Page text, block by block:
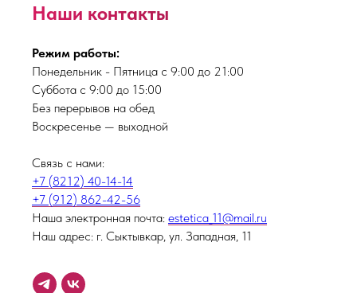
Наши контакты
Режим работы:
Понедельник - Пятница с 9:00 до 21:00
Суббота с 9:00 до 15:00
Без перерывов на обед
Воскресенье — выходной
Связь с нами:
+7 (8212) 40-14-14
+7 (912) 862-42-56
Наша электронная почта: estetica_11@mail.ru
Наш адрес: г. Сыктывкар, ул. Западная, 11